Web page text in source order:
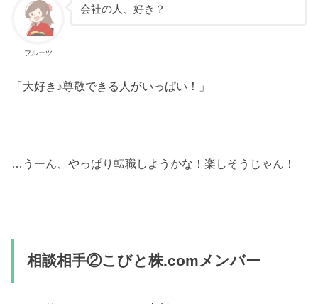
フルーツ
会社の人、好き？
「大好き♪尊敬できる人がいっぱい！」
…うーん、やっぱり転職しようかな！楽しそうじゃん！
相談相手②こびと株.comメンバー